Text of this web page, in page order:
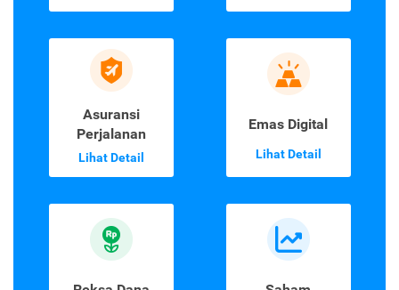
Asuransi
Perjalanan
Lihat Detail
Emas Digital
Lihat Detail